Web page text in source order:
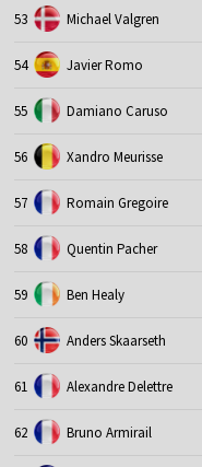
53 Michael Valgren
54 Javier Romo
55 Damiano Caruso
56 Xandro Meurisse
57 Romain Gregoire
58 Quentin Pacher
59 Ben Healy
60 Anders Skaarseth
61 Alexandre Delettre
62 Bruno Armirail